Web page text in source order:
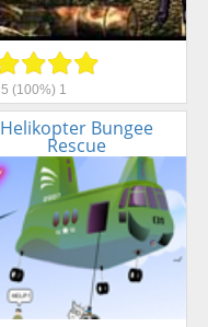
5 (100%) 1
Helikopter Bungee
Rescue